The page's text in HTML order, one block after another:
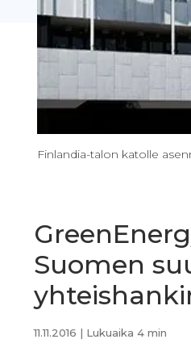
Finlandia-talon katolle
Suomen
11.11.2016 | Lukuaika 4 min